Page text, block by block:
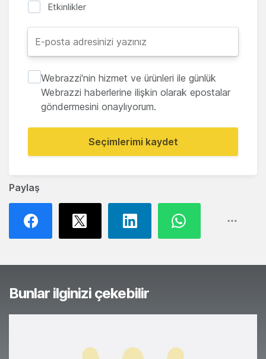
Paylaş
Etkinlikler
Webrazzi'nin hizmet ve ürünleri ile günlük
Webrazzi haberlerine ilişkin olarak epostalar
göndermesini onaylıyorum.
Seçimlerimi kaydet
Bunlar ilginizi çekebilir